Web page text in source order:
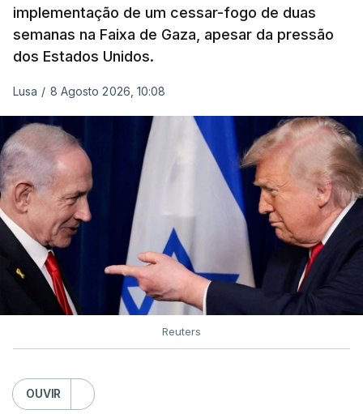
implementação de um cessar-fogo de duas
semanas na Faixa de Gaza, apesar da pressão
dos Estados Unidos.
Lusa / 8 Agosto 2026, 10:08
Reuters
OUVIR